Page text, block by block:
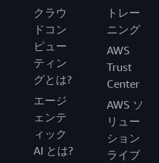
クラウ
ドコン
ピュー
ティン
グとは?
エージ
ェンテ
ィック
AI とは?
トレー
ニング
AWS
Trust
Center
AWS ソ
リュー
ション
ライブ